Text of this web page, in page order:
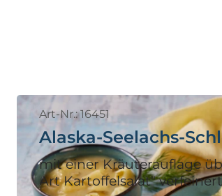
Art-Nr.: 16451
Alaska-Seelachs-
mit einer Kräuterauflage
Art Kartoffelsalat"